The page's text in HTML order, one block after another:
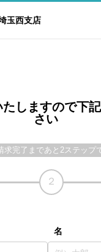
玉西支店
しますので下
さい
求完了まであと2ステップ
２
名